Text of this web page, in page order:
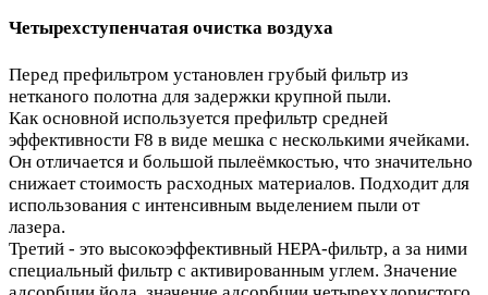
Четырехступенчатая очистка воздуха
Перед префильтром установлен грубый фильтр из
нетканого полотна для задержки крупной пыли.
Как основной используется префильтр средней
эффективности F8 в виде мешка с несколькими ячейками.
Он отличается и большой пылеёмкостью, что значительно
снижает стоимость расходных материалов. Подходит для
использования с интенсивным выделением пыли от
лазера.
Третий - это высокоэффективный HEPA-фильтр, а за ними
специальный фильтр с активированным углем. Значение